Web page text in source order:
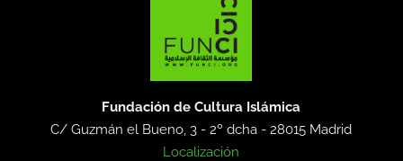
Fundación de Cultura Islámica
C/ Guzmán el Bueno, 3 - 2º dcha -28015 Madrid
Localización